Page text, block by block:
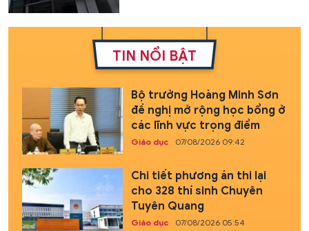
TIN NỔI BẬT
Bộ trưởng Hoàng Minh Sơn
đề nghị mở rộng học bổng ở
các lĩnh vực trọng điểm
Giáo dục 07/08/2026 09:42
Chi tiết phương án thi lại
cho 328 thí sinh Chuyên
Tuyên Quang
Giáo dục 07/08/2026 05:54